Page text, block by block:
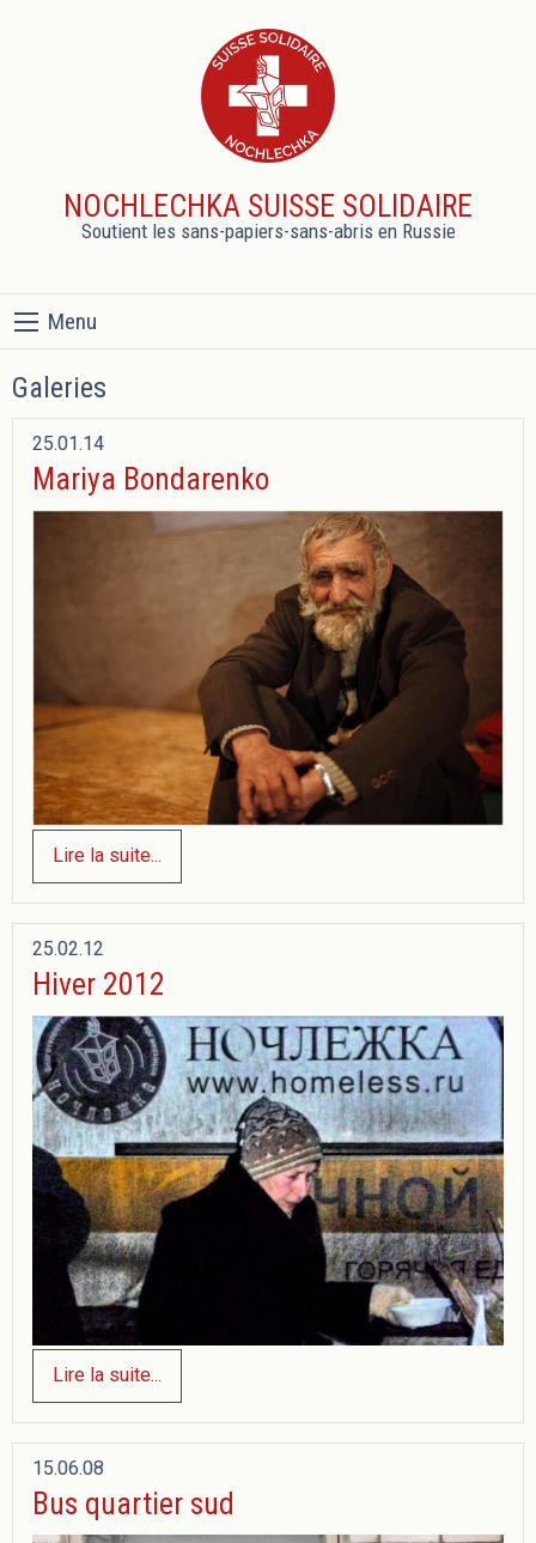
NOCHLECHKA SUISSE SOLIDAIRE
Soutient les sans-papiers-sans-abris en Russie
Menu
Galeries
25.01.14
Mariya Bondarenko
Lire la suite...
25.02.12
Hiver 2012
Lire la suite...
15.06.08
Bus quartier sud